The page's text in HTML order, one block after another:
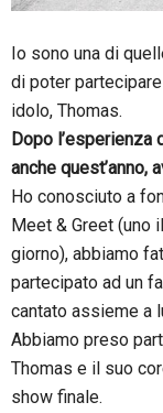
Io sono una di
di poter
idolo, Thomas.
Dopo l’esperienza
anche quest’anno,
Ho conosciuto a
Meet & Greet (uno
giorno), abbiamo
partecipato ad un
cantato assieme a
Abbiamo preso
Thomas e il suo
show finale.